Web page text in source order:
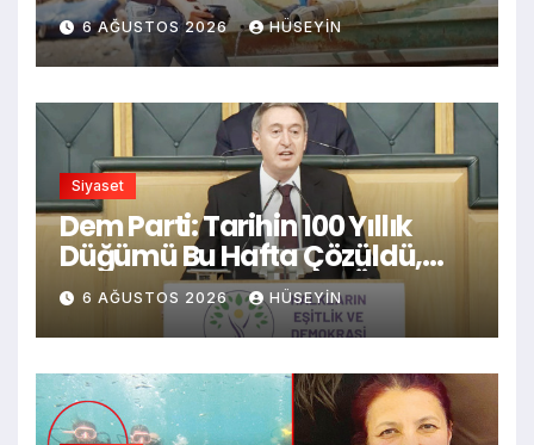
Filistinliler suskunlukla
karşılaşıyor
6 AĞUSTOS 2026 HÜSEYIN
Siyaset
Dem Parti: Tarihin 100 Yıllık
Düğümü Bu Hafta Çözüldü,
Tuncer Bakırhan’dan Önemli
Açıklama
6 AĞUSTOS 2026 HÜSEYIN